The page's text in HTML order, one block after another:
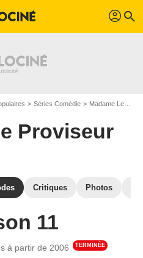
profil search
Séries Comédie Madame Le Proviseur
Proviseur
Critiques Photos
11
à partir de 2006 TERMINÉE